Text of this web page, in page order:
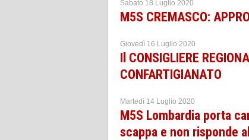
Sabato 18 Luglio 2020
M5S CREMASCO:
Giovedì 16 Luglio 2020
Il CONSIGLIERE
CONFARTIGIANATO
Martedì 14 Luglio 2020
M5S Lombardia porta
scappa e non risponde